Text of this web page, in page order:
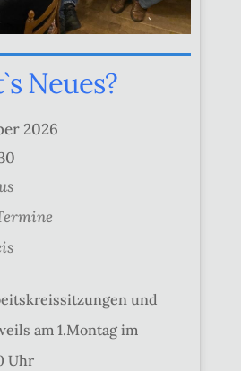
Neues?
2026
und
am 1.Montag im
Uhr